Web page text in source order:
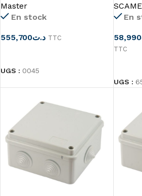
Master
En stock
د.ت555,700
TTC
UGS : 0045
SCAME
En
58,990
TTC
UGS :